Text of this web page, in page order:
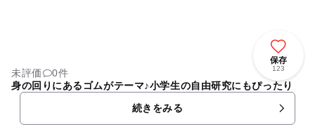
保存
123
未評価
0件
身の回りにあるゴムがテーマ♪小学生の自由研究にもぴったり
続きをみる